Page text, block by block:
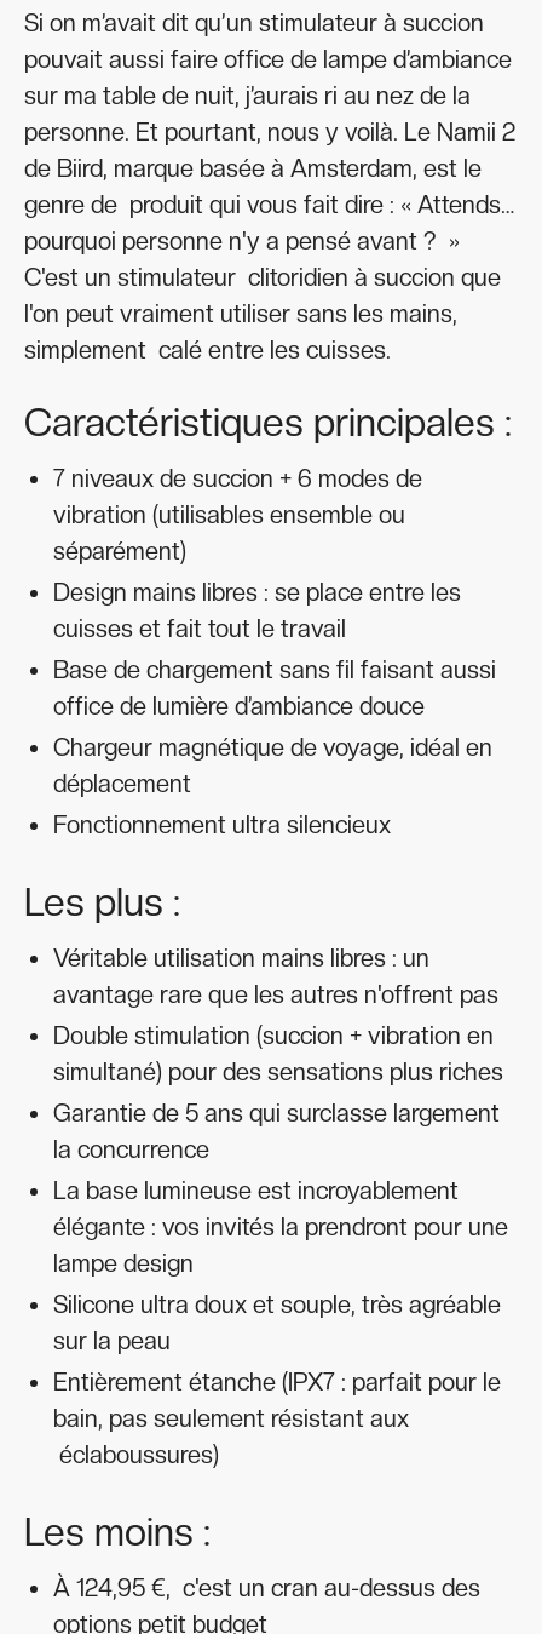
Si on m’avait dit qu’un stimulateur à succion
pouvait aussi faire office de lampe d’ambiance
sur ma table de nuit, j’aurais ri au nez de la
personne. Et pourtant, nous y voilà. Le Namii 2
de Biird, marque basée à Amsterdam, est le
genre de produit qui vous fait dire : « Attends…
pourquoi personne n'y a pensé avant ? »
C'est un stimulateur clitoridien à succion que
l'on peut vraiment utiliser sans les mains,
simplement calé entre les cuisses.
Caractéristiques principales :
7 niveaux de succion + 6 modes de
vibration (utilisables ensemble ou
séparément)
Design mains libres : se place entre les
cuisses et fait tout le travail
Base de chargement sans fil faisant aussi
office de lumière d’ambiance douce
Chargeur magnétique de voyage, idéal en
déplacement
Fonctionnement ultra silencieux
Les plus :
Véritable utilisation mains libres : un
avantage rare que les autres n'offrent pas
Double stimulation (succion + vibration en
simultané) pour des sensations plus riches
Garantie de 5 ans qui surclasse largement
la concurrence
La base lumineuse est incroyablement
élégante : vos invités la prendront pour une
lampe design
Silicone ultra doux et souple, très agréable
sur la peau
Entièrement étanche (IPX7 : parfait pour le
bain, pas seulement résistant aux
éclaboussures)
Les moins :
À 124,95 €, c'est un cran au-dessus des
options petit budget